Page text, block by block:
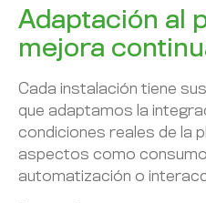
Adaptación al
mejora
Cada instalación tiene
que adaptamos la
condiciones reales de la
aspectos como
automatización o